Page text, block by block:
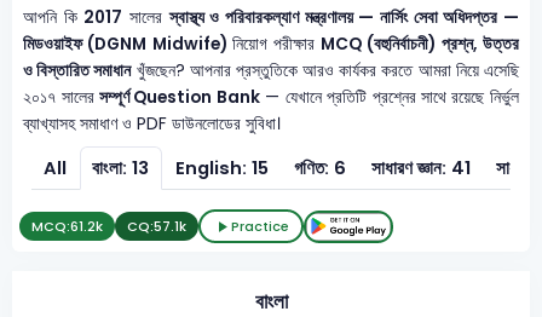
আপনি কি 2017 সালেরস্বাস্থ্য ও পরিবারকল্যাণ মন্ত্রণালয় — নার্সিং সেবা অধিদপ্তর —
মিডওয়াইফ (DGNM Midwife) নিয়োগ পরীক্ষার MCQ (বহুনির্বাচনী) প্রশ্ন, উত্তর
ও বিস্তারিত সমাধানখুঁজছেন? আপনার প্রস্তুতিকে আরও কার্যকর করতে আমরা নিয়ে এসেছি
২০১৭ সালেরসম্পূর্ণ Question Bank— যেখানে প্রতিটি প্রশ্নের সাথে রয়েছে নির্ভুল
ব্যাখ্যাসহ সমাধাণ ও PDF ডাউনলোডের সুবিধা।
All বাংলা: 13 English: 15 গণিত: 6 সাধারণ জ্ঞান: 41
MCQ:61.2k CQ:57.1k Practice
বাংলা